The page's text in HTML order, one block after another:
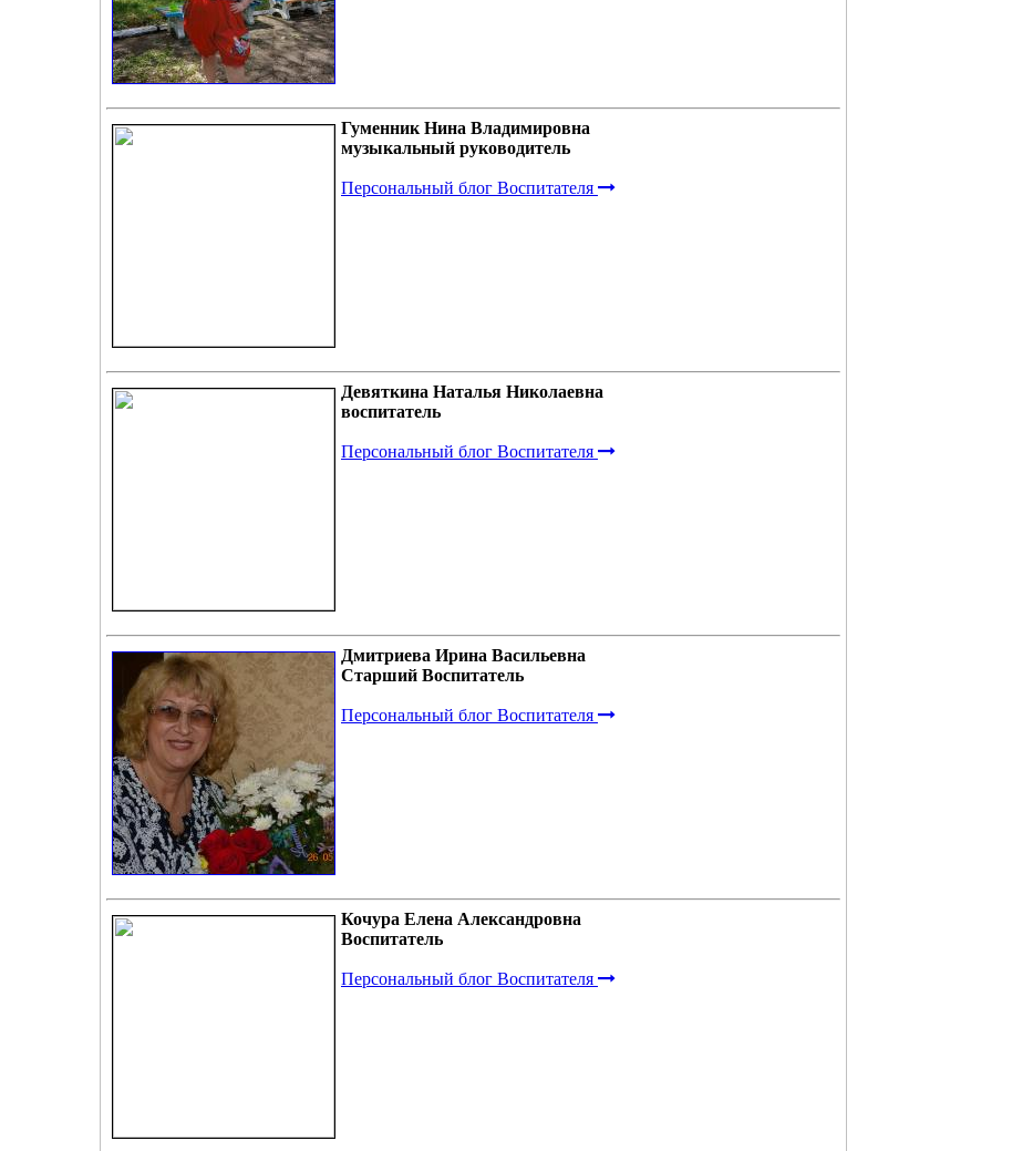
Гуменник Нина Владимировна
музыкальный руководитель
Персональный блог Воспитателя
Девяткина Наталья Николаевна
воспитатель
Персональный блог Воспитателя
Дмитриева Ирина Васильевна
Старший Воспитатель
Персональный блог Воспитателя
Кочура Елена Александровна
Воспитатель
Персональный блог Воспитателя